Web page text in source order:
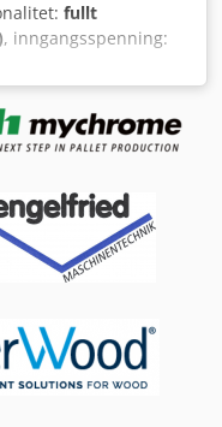
fullt
, inngangsspenning:
mekanisk, totalvekt:
65 mm ,
Aixjr - for laserkant
- Mobil eller
- Opptil 3 mm
- 230 V / 50